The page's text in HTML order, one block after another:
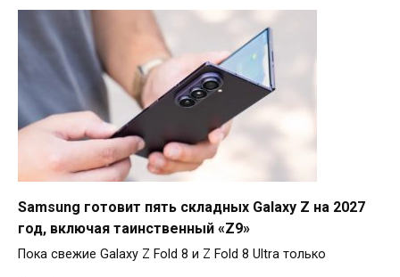
Samsung готовит пять складных Galaxy Z на 2027
год, включая таинственный «Z9»
Пока свежие Galaxy Z Fold 8 и Z Fold 8 Ultra только